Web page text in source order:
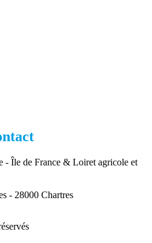
- Île de France & Loiret agricole et
- 28000 Chartres